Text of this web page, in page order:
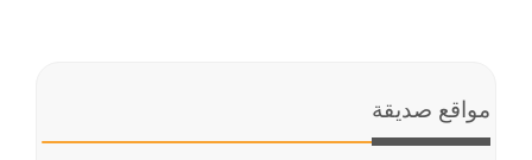
مواقع صديقة